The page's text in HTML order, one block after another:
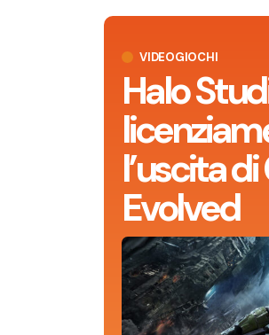
VIDEOGIOCHI
Halo
l’uscita
Evolved